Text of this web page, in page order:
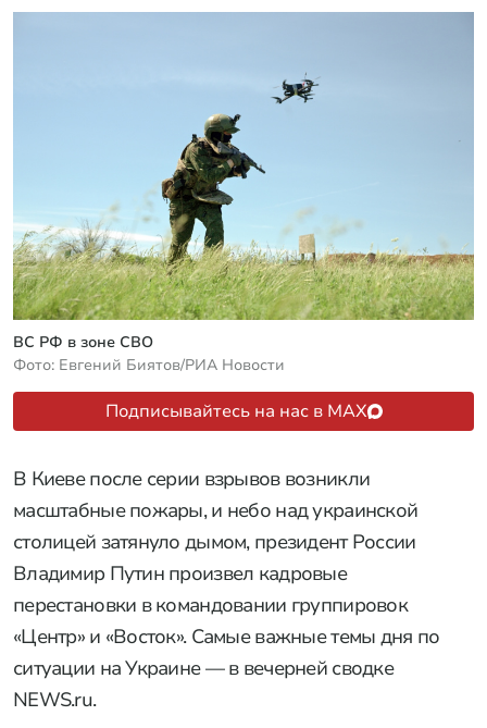
ВС РФ в зоне СВО
Фото: Евгений Биятов/РИА Новости
Подписывайтесь на нас в MAX
В Киеве после серии взрывов возникли
масштабные пожары, и небо над украинской
столицей затянуло дымом, президент России
Владимир Путин произвел кадровые
перестановки в командовании группировок
«Центр» и «Восток». Самые важные темы дня по
ситуации на Украине — в вечерней сводке
NEWS.ru.